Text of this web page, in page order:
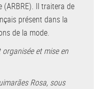
(ARBRE). Il traitera de
présent dans la
de la mode.
et mise en
Rosa, sous